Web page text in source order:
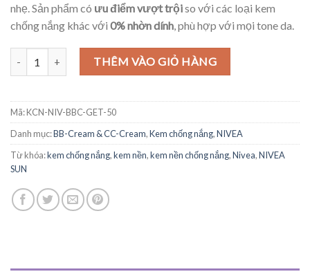
nhẹ. Sản phẩm có ưu điểm vượt trộiso với các loại kem
chống nắng khác với 0% nhờn dính , phù hợp với mọi tone da.
Kem nền chống nắng NIVEA SUN BB Cream Getonte
THÊM VÀO GIỎ HÀNG
Mã:KCN-NIV-BBC-GET-50
Danh mục:BB-Cream & CC-Cream,Kem chống nắng,NIVEA
Từ khóa:kem chống nắng,kem nền,kem nền chống nắng,Nivea,NIVEA
SUN